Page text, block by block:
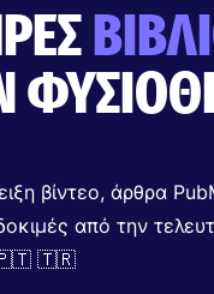
βίντεο, άρθρα
από την
🇵🇹 🇹🇷